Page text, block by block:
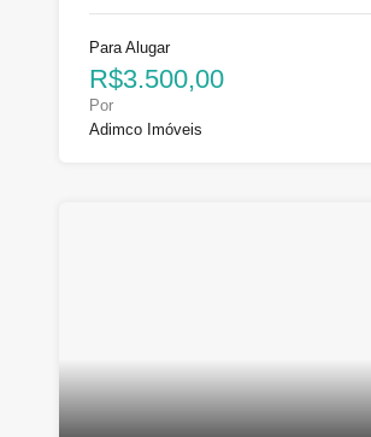
Para Alugar
R$3.500,00
Por
Adimco Imóveis